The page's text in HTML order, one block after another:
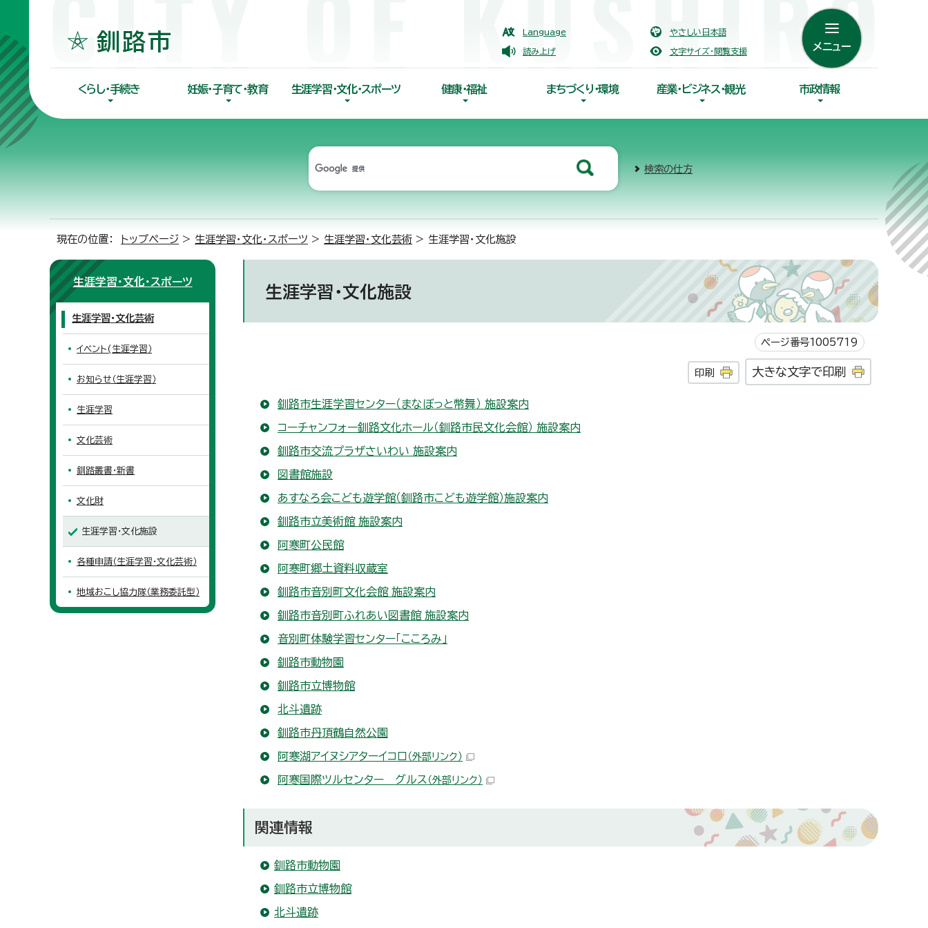
Language やさしい日本語
読み上げ 文字サイズ・閲覧支援 メニュー
くらし・手続き 妊娠・子育て・教育 生涯学習・文化・スポーツ 健康・福祉 まちづくり・環境 産業・ビジネス・観光 市政情報
検索の仕方
現在の位置： トップページ > 生涯学習・文化・スポーツ > 生涯学習・文化芸術 > 生涯学習・文化施設
生涯学習・文化施設
ページ番号1005719
印刷 大きな文字で印刷
釧路市生涯学習センター（まなぼっと幣舞） 施設案内
コーチャンフォー釧路文化ホール（釧路市民文化会館） 施設案内
釧路市交流プラザさいわい 施設案内
図書館施設
あすなろ会こども遊学館（釧路市こども遊学館）施設案内
釧路市立美術館 施設案内
阿寒町公民館
阿寒町郷土資料収蔵室
釧路市音別町文化会館 施設案内
釧路市音別町ふれあい図書館 施設案内
音別町体験学習センター「こころみ」
釧路市動物園
釧路市立博物館
北斗遺跡
釧路市丹頂鶴自然公園
阿寒湖アイヌシアターイコロ （外部リンク）
阿寒国際ツルセンター グルス （外部リンク）
関連情報
釧路市動物園
釧路市立博物館
北斗遺跡
生涯学習・文化・スポーツ
生涯学習・文化芸術
イベント(生涯学習）
お知らせ（生涯学習）
生涯学習
文化芸術
釧路叢書・新書
文化財
生涯学習・文化施設
各種申請（生涯学習・文化芸術）
地域おこし協力隊（業務委託型）